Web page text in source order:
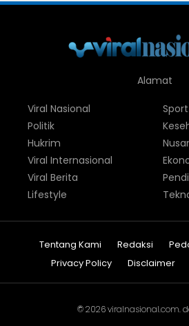
Alamat
Viral Nasional
Politik
Hukrim
Viral Internasional
Viral Berita
Lifestyle
Sport
Tentang Kami Redaksi
Privacy Policy
Disclaimer
© 2026viralnasional.com.